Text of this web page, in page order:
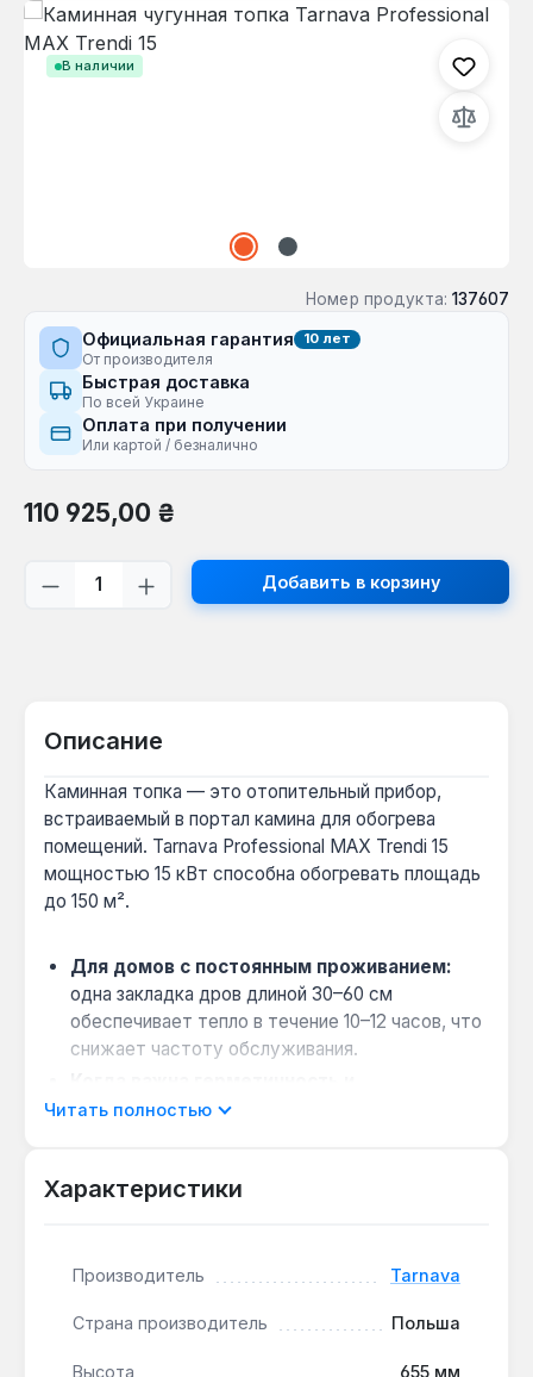
В наличии
Пропустить галерею изображений
Номер продукта: 137607
Официальная гарантия 10 лет
От производителя
Быстрая доставка
По всей Украине
Оплата при получении
Или картой / безналично
Обычная цена:
110 925,00 ₴
Количество продукта: введите
Добавить в корзину
Описание
Каминная топка — это отопительный прибор,
встраиваемый в портал камина для обогрева
помещений. Tarnava Professional MAX Trendi 15
мощностью 15 кВт способна обогревать площадь
до 150 м².
Для домов с постоянным проживанием:
одна закладка дров длиной 30–60 см
обеспечивает тепло в течение 10–12 часов, что
снижает частоту обслуживания.
долговечность:монолитная чугунная
и деформации при циклических нагревах.
подходит для стандартных каминных труб, а
газов для КПД 78%.
Практический совет по эксплуатации: для
Читать полностью
Характеристики
Производитель Tarnava
Страна производитель Польша
Высота 655 мм